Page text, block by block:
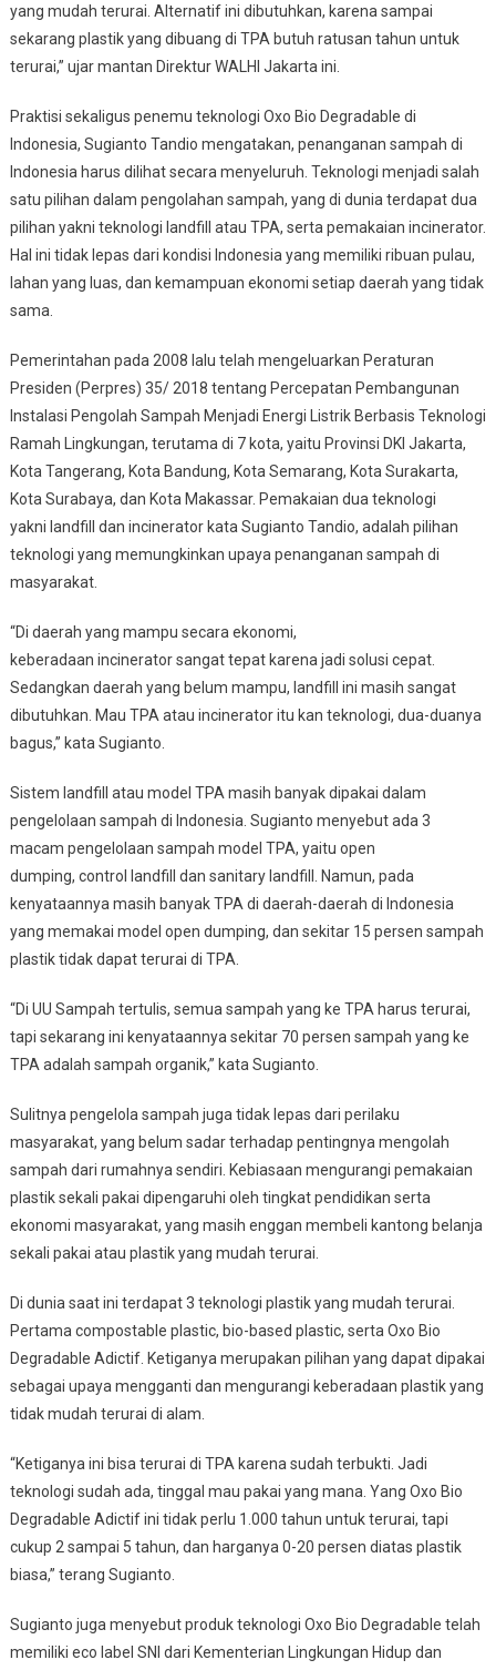
yang mudah terurai. Alternatif ini dibutuhkan, karena sampai
sekarang plastik yang dibuang di TPA butuh ratusan tahun untuk
terurai,” ujar mantan Direktur WALHI Jakarta ini.
Praktisi sekaligus penemu teknologi Oxo Bio Degradable di
Indonesia, Sugianto Tandio mengatakan, penanganan sampah di
Indonesia harus dilihat secara menyeluruh. Teknologi menjadi salah
satu pilihan dalam pengolahan sampah, yang di dunia terdapat dua
pilihan yakni teknologi landfill atau TPA, serta pemakaian incinerator.
Hal ini tidak lepas dari kondisi Indonesia yang memiliki ribuan pulau,
lahan yang luas, dan kemampuan ekonomi setiap daerah yang tidak
sama.
Pemerintahan pada 2008 lalu telah mengeluarkan Peraturan
Presiden (Perpres) 35/ 2018 tentang Percepatan Pembangunan
Instalasi Pengolah Sampah Menjadi Energi Listrik Berbasis Teknologi
Ramah Lingkungan, terutama di 7 kota, yaitu Provinsi DKI Jakarta,
Kota Tangerang, Kota Bandung, Kota Semarang, Kota Surakarta,
Kota Surabaya, dan Kota Makassar. Pemakaian dua teknologi
yakni landfill dan incinerator kata Sugianto Tandio, adalah pilihan
teknologi yang memungkinkan upaya penanganan sampah di
masyarakat.
“Di daerah yang mampu secara ekonomi,
keberadaan incinerator sangat tepat karena jadi solusi cepat.
Sedangkan daerah yang belum mampu, landfill ini masih sangat
dibutuhkan. Mau TPA atau incinerator itu kan teknologi, dua-duanya
bagus,” kata Sugianto.
Sistem landfill atau model TPA masih banyak dipakai dalam
pengelolaan sampah di Indonesia. Sugianto menyebut ada 3
macam pengelolaan sampah model TPA, yaitu open
dumping, control landfill dan sanitary landfill. Namun, pada
kenyataannya masih banyak TPA di daerah-daerah di Indonesia
yang memakai model open dumping, dan sekitar 15 persen sampah
plastik tidak dapat terurai di TPA.
“Di UU Sampah tertulis, semua sampah yang ke TPA harus terurai,
tapi sekarang ini kenyataannya sekitar 70 persen sampah yang ke
TPA adalah sampah organik,” kata Sugianto.
Sulitnya pengelola sampah juga tidak lepas dari perilaku
masyarakat, yang belum sadar terhadap pentingnya mengolah
sampah dari rumahnya sendiri. Kebiasaan mengurangi pemakaian
plastik sekali pakai dipengaruhi oleh tingkat pendidikan serta
ekonomi masyarakat, yang masih enggan membeli kantong belanja
sekali pakai atau plastik yang mudah terurai.
Di dunia saat ini terdapat 3 teknologi plastik yang mudah terurai.
Pertama compostable plastic, bio-based plastic, serta Oxo Bio
Degradable Adictif. Ketiganya merupakan pilihan yang dapat dipakai
sebagai upaya mengganti dan mengurangi keberadaan plastik yang
tidak mudah terurai di alam.
“Ketiganya ini bisa terurai di TPA karena sudah terbukti. Jadi
teknologi sudah ada, tinggal mau pakai yang mana. Yang Oxo Bio
Degradable Adictif ini tidak perlu 1.000 tahun untuk terurai, tapi
cukup 2 sampai 5 tahun, dan harganya 0-20 persen diatas plastik
biasa,” terang Sugianto.
Sugianto juga menyebut produk teknologi Oxo Bio Degradable telah
memiliki eco label SNI dari Kementerian Lingkungan Hidup dan